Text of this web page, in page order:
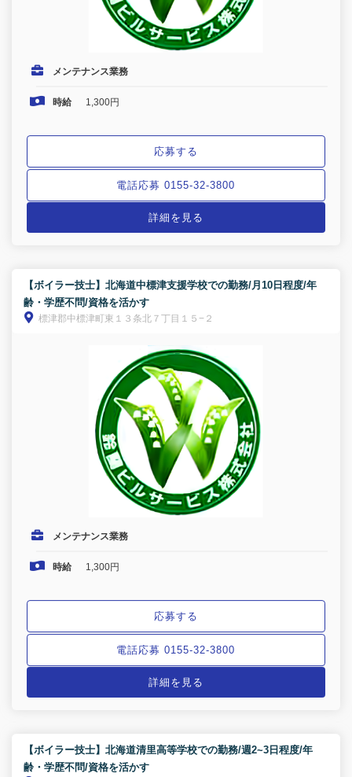
メンテナンス業務
時給 1,300円
応募する
電話応募 0155-32-3800
詳細を見る
【ボイラー技士】北海道中標津支援学校での勤務/月10日程度/年
齢・学歴不問/資格を活かす
標津郡中標津町東１３条北７丁目１５−２
メンテナンス業務
時給 1,300円
応募する
電話応募 0155-32-3800
詳細を見る
【ボイラー技士】北海道清里高等学校での勤務/週2~3日程度/年
齢・学歴不問/資格を活かす